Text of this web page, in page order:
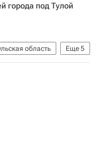
среди женщин
города под Тулой
Еще5
область